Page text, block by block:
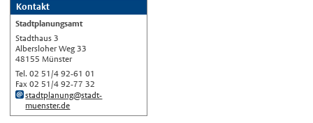
Nederlands
English
Українська
Türkçe
اللغة العربية
Français
Kontakt
Stadtplanungsamt
Stadthaus 3
Albersloher Weg 33
48155 Münster
Tel. 02 51/4 92-61 01
Fax 02 51/4 92-77 32
stadtplanung@stadt-
muenster.de